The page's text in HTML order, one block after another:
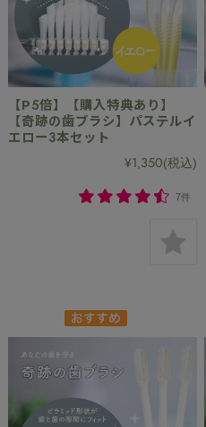
【P5倍】【購入特典あり】
【奇跡の歯ブラシ】パステルイ
エロー3本セット
¥1,350(税込)
7件